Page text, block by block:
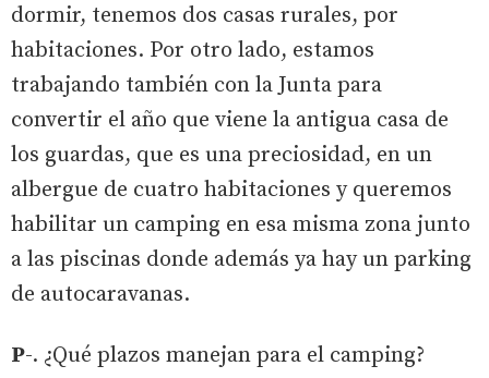
dormir, tenemos dos casas rurales, por
habitaciones. Por otro lado, estamos
trabajando también con la Junta para
convertir el año que viene la antigua casa de
los guardas, que es una preciosidad, en un
albergue de cuatro habitaciones y queremos
habilitar un camping en esa misma zona junto
a las piscinas donde además ya hay un parking
de autocaravanas.
P-. ¿Qué plazos manejan para el camping?